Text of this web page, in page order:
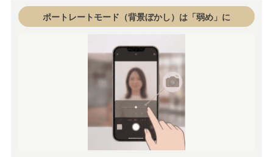
ポートレートモード（背景ぼかし）は「弱め」に